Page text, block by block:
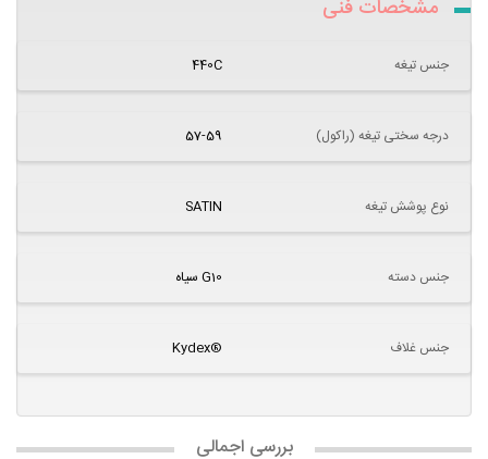
مشخصات فنی
جنس تیغه 440C
درجه سختی تیغه (راکول) 57-59
نوع پوشش تیغه SATIN
جنس دسته G10 سیاه
جنس غلاف ®Kydex
بررسی اجمالی